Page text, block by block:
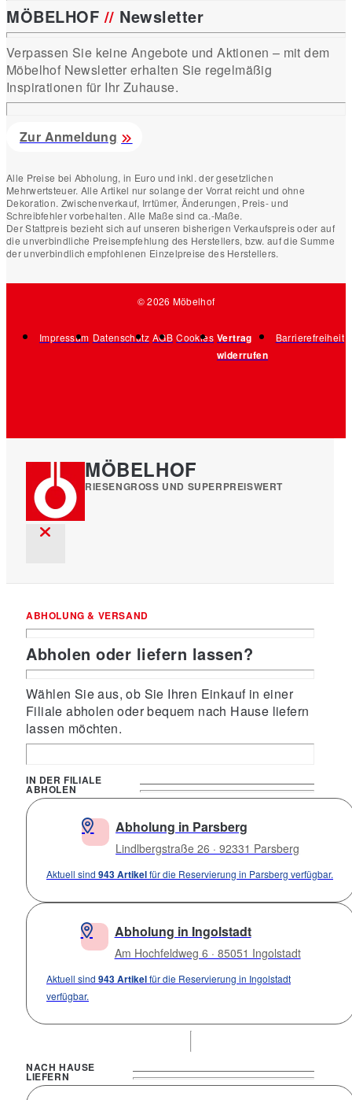
MÖBELHOF // Newsletter
Verpassen Sie keine Angebote und Aktionen – mit dem
Möbelhof Newsletter erhalten Sie regelmäßig
Inspirationen für Ihr Zuhause.
Zur Anmeldung
Alle Preise bei Abholung, in Euro und inkl. der gesetzlichen
Mehrwertsteuer. Alle Artikel nur solange der Vorrat reicht und ohne
Dekoration. Zwischenverkauf, Irrtümer, Änderungen, Preis- und
Schreibfehler vorbehalten. Alle Maße sind ca.-Maße.
Der Stattpreis bezieht sich auf unseren bisherigen Verkaufspreis oder auf
die unverbindliche Preisempfehlung des Herstellers, bzw. auf die Summe
der unverbindlich empfohlenen Einzelpreise des Herstellers.
© 2026 Möbelhof
Impressum Datenschutz AGB Cookies Vertrag
widerrufen
Barrierefreiheit
MÖBELHOF
RIESENGROSS UND SUPERPREISWERT
ABHOLUNG & VERSAND
Abholen oder liefern lassen?
Wählen Sie aus, ob Sie Ihren Einkauf in einer
Filiale abholen oder bequem nach Hause liefern
lassen möchten.
IN DER FILIALE
ABHOLEN
Abholung in Parsberg
Lindlbergstraße 26 · 92331 Parsberg
Aktuell sind 943 Artikelfür die Reservierung in Parsberg verfügbar.
Abholung in Ingolstadt
Am Hochfeldweg 6 · 85051 Ingolstadt
Aktuell sind 943 Artikelfür die Reservierung in Ingolstadt
verfügbar.
NACH HAUSE
LIEFERN